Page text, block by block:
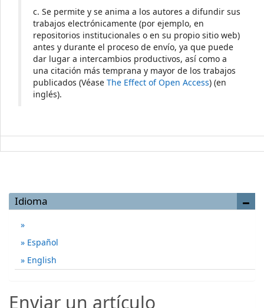
c. Se permite y se anima a los autores a difundir sus
trabajos electrónicamente (por ejemplo, en
repositorios institucionales o en su propio sitio web)
antes y durante el proceso de envío, ya que puede
dar lugar a intercambios productivos, así como a
una citación más temprana y mayor de los trabajos
publicados (Véase The Effect of Open Access) (en
inglés).
Idioma
Español
English
Enviar un artículo